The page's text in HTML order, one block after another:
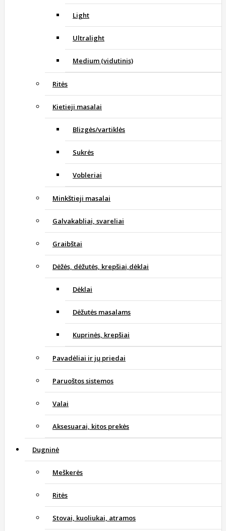
Light
Ultralight
Medium (vidutinis)
Ritės
Kietieji masalai
Blizgės/vartiklės
Sukrės
Vobleriai
Minkštieji masalai
Galvakabliai, svareliai
Graibštai
Dėžės, dėžutės, krepšiai,dėklai
Dėklai
Dėžutės masalams
Kuprinės, krepšiai
Pavadėliai ir jų priedai
Paruoštos sistemos
Valai
Aksesuarai, kitos prekės
Dugninė
Meškerės
Ritės
Stovai, kuoliukai, atramos